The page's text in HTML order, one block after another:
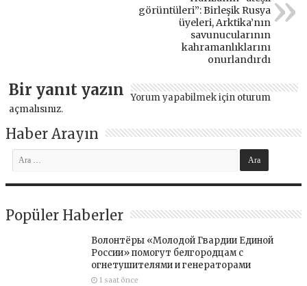
görüntüleri”: Birleşik Rusya
üyeleri, Arktika’nın
savunucularının
kahramanlıklarını
onurlandırdı
Bir yanıt yazın Yorum yapabilmek için oturum
açmalısınız.
Haber Arayın
Popüler Haberler
Волонтёры «Молодой Гвардии Единой
России» помогут белгородцам с
огнетушителями и генераторами
1 saat önce